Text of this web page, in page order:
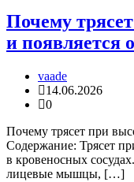
Почему
и появляется
vaade
14.06.2026
0
Почему трясет при
Содержание: Трясет
в кровеносных
лицевые мышцы, […]